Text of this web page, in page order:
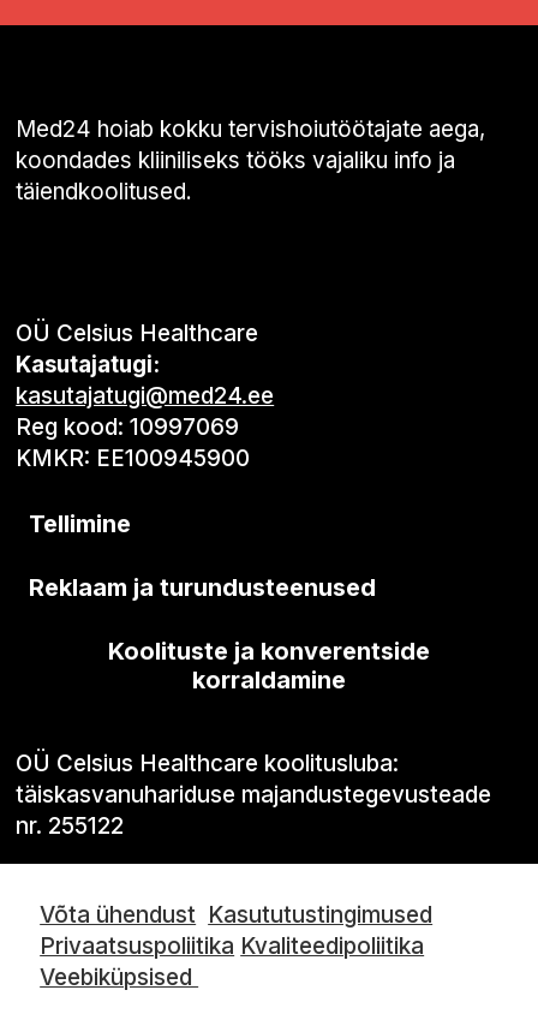
Med24 hoiab kokku tervishoiutöötajate aega,
koondades kliiniliseks tööks vajaliku info ja
täiendkoolitused.
OÜ Celsius Healthcare
Kasutajatugi:
kasutajatugi@med24.ee
Reg kood: 10997069
KMKR: EE100945900
Tellimine
Reklaam ja turundusteenused
Koolituste ja konverentside
korraldamine
OÜ Celsius Healthcare koolitusluba:
täiskasvanuhariduse majandustegevusteade
nr. 255122
Võta ühendust Kasututustingimused
Privaatsuspoliitika Kvaliteedipoliitika
Veebiküpsised